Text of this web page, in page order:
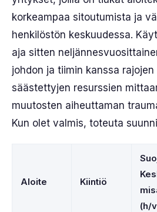
korkeampaa sitoutumista ja
henkilöstön keskuudessa.
aja sitten
johdon ja tiimin kanssa
säästettyjen resurssien
muutosten aiheuttaman
Kun olet valmis, toteuta
Aloite Kiintiö
(h/